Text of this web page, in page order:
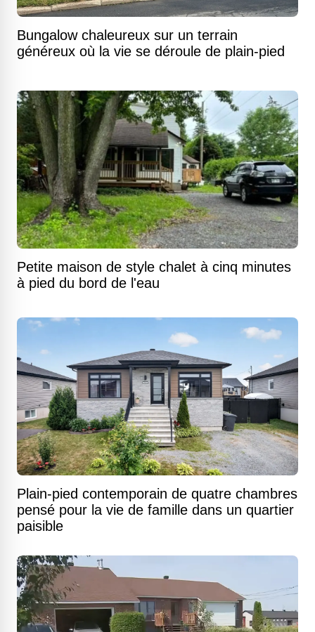
Bungalow chaleureux sur un terrain
généreux où la vie se déroule de plain-pied
Petite maison de style chalet à cinq minutes
à pied du bord de l'eau
Plain-pied contemporain de quatre chambres
pensé pour la vie de famille dans un quartier
paisible